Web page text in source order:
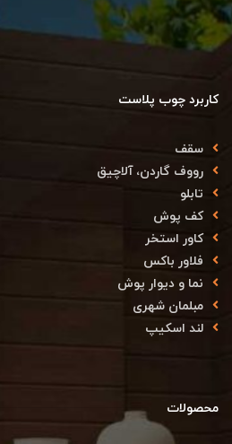
کاربرد چوب پلاست
سقف
رووف گاردن، آلاچیق
تابلو
کف پوش
کاور استخر
فلاور باکس
نما و دیوار پوش
مبلمان شهری
لند اسکیپ
محصولات